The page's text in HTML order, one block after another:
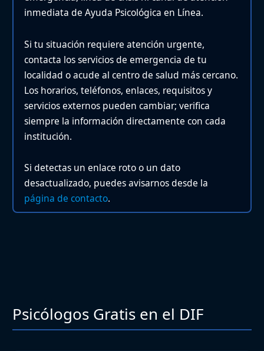
inmediata de Ayuda Psicológica en Línea.
Si tu situación requiere atención urgente,
contacta los servicios de emergencia de tu
localidad o acude al centro de salud más cercano.
Los horarios, teléfonos, enlaces, requisitos y
servicios externos pueden cambiar; verifica
siempre la información directamente con cada
institución.
Si detectas un enlace roto o un dato
desactualizado, puedes avisarnos desde la
página de contacto.
Psicólogos Gratis en el DIF